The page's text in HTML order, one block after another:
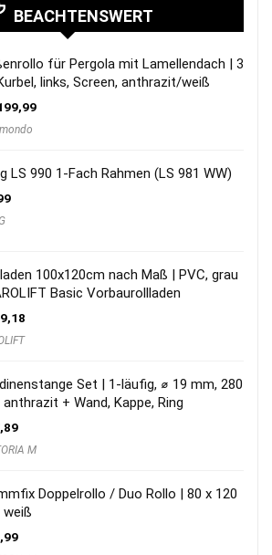
BEACHTENSWERT
für Pergola mit Lamellendach | 3
links, Screen, anthrazit/weiß
LS 990 1-Fach Rahmen (LS 981 WW)
100x120cm nach Maß | PVC, grau
Basic Vorbaurollladen
Set | 1-läufig, ⌀ 19 mm, 280
+ Wand, Kappe, Ring
M
Doppelrollo / Duo Rollo | 80 x 120
weiß